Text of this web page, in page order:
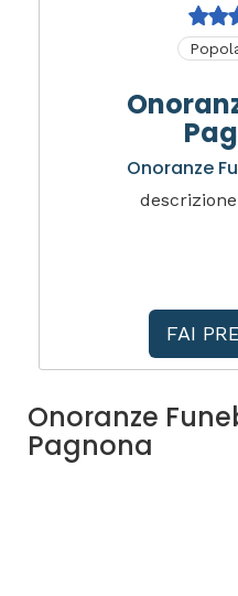
Onoranze
FAI
Onoranze
Pagnona